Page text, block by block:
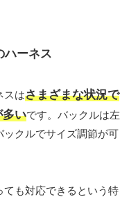
ハーネス
スはさまざまな状況で
多いです。バックルは左
クルでサイズ調節が可
も対応できるという特